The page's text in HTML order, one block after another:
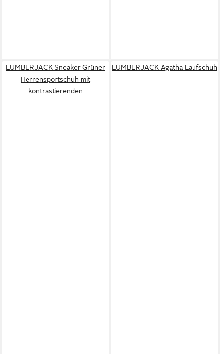
LUMBERJACK Sneaker Grüner
Herrensportschuh mit
kontrastierenden
LUMBERJACK Agatha Laufschuh